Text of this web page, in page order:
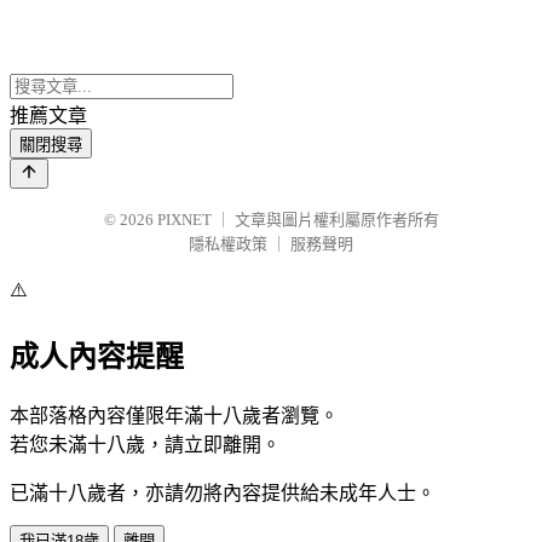
推薦文章
關閉搜尋
© 2026 PIXNET
文章與圖片權利屬原作者所有
隱私權政策
服務聲明
⚠️
成人內容提醒
本部落格內容僅限年滿十八歲者瀏覽。
若您未滿十八歲，請立即離開。
已滿十八歲者，亦請勿將內容提供給未成年人士。